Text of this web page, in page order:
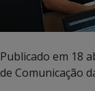
Publicado em 18
de Comunicação